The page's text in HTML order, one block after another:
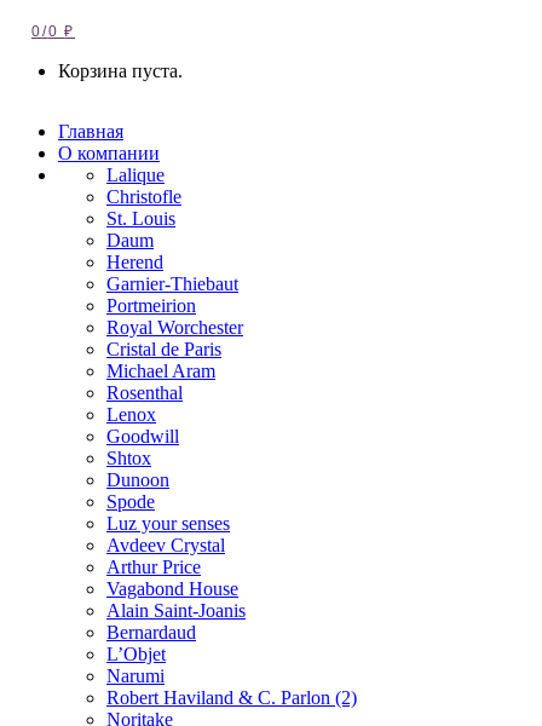
0/0₽
Корзина пуста.
Главная
О компании
Lalique
Christofle
St. Louis
Daum
Herend
Garnier-Thiebaut
Portmeirion
Royal Worchester
Cristal de Paris
Michael Aram
Rosenthal
Lenox
Goodwill
Shtox
Dunoon
Spode
Luz your senses
Avdeev Crystal
Arthur Price
Vagabond House
Alain Saint-Joanis
Bernardaud
L’Objet
Narumi
Robert Haviland & C. Parlon (2)
Noritakе